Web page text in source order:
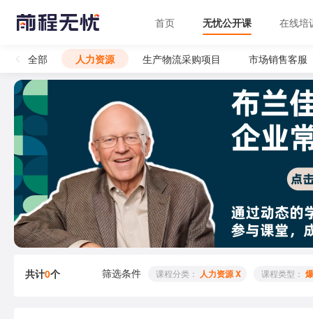
首页 无忧公开课 在线培
全部 人力资源 生产物流采购项目 市场销售客服
共计0个 筛选条件 课程分类： 人力资源 X 课程类型：